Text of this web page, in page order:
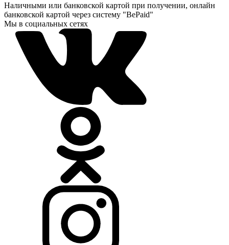
Наличными или банковской картой при получении, онлайн
банковской картой через систему "BePaid"
Мы в социальных сетях